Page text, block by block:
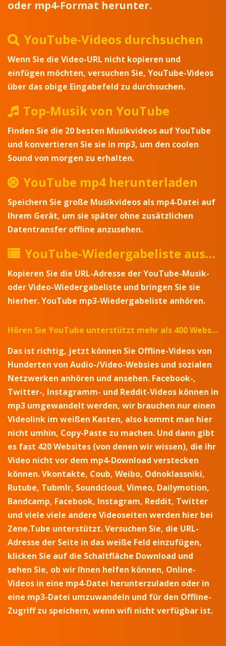
oder mp4-Format herunter.
YouTube-Videos durchsuchen
Wenn Sie die Video-URL nicht kopieren und
einfügen möchten, versuchen Sie, YouTube-Videos
über das obige Eingabefeld zu durchsuchen.
Top-Musik von YouTube
Finden Sie die 20 besten Musikvideos auf YouTube
und konvertieren Sie sie in mp3, um den coolen
Sound von morgen zu erhalten.
YouTube mp4 herunterladen
Speichern Sie große Musikvideos als mp4-Datei auf
Ihrem Gerät, um sie später ohne zusätzlichen
Datentransfer offline anzusehen.
YouTube-Wiedergabeliste ausprobieren
Kopieren Sie die URL-Adresse der YouTube-Musik-
oder Video-Wiedergabeliste und bringen Sie sie
hierher. YouTube mp3-Wiedergabeliste anhören.
Hören Sie YouTube unterstützt mehr als 400 Websites
Das ist richtig, jetzt können Sie Offline-Videos von
Hunderten von Audio-/Video-Websies und sozialen
Netzwerken anhören und ansehen. Facebook-,
Twitter-, Instagramm- und Reddit-Videos können in
mp3 umgewandelt werden, wir brauchen nur einen
Videolink im weißen Kasten, also kommt man hier
nicht umhin, Copy-Paste zu machen. Und dann gibt
es fast 420 Websites (von denen wir wissen), die ihr
Video nicht vor dem mp4-Download verstecken
können. Vkontakte, Coub, Weibo, Odnoklassniki,
Rutube, Tubmlr, Soundcloud, Vimeo, Dailymotion,
Bandcamp, Facebook, Instagram, Reddit, Twitter
und viele viele andere Videoseiten werden hier bei
Zene.Tube unterstützt. Versuchen Sie, die URL-
Adresse der Seite in das weiße Feld einzufügen,
klicken Sie auf die Schaltfläche Download und
sehen Sie, ob wir Ihnen helfen können, Online-
Videos in eine mp4-Datei herunterzuladen oder in
eine mp3-Datei umzuwandeln und für den Offline-
Zugriff zu speichern, wenn wifi nicht verfügbar ist.